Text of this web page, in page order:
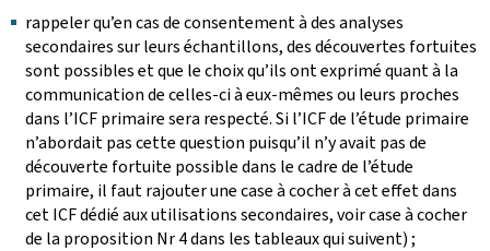
rappeler qu’en cas de consentement à des analyses
secondaires sur leurs échantillons, des découvertes fortuites
sont possibles et que le choix qu’ils ont exprimé quant à la
communication de celles-ci à eux-mêmes ou leurs proches
dans l’ICF primaire sera respecté. Si l’ICF de l’étude primaire
n’abordait pas cette question puisqu’il n’y avait pas de
découverte fortuite possible dans le cadre de l’étude
primaire, il faut rajouter une case à cocher à cet effet dans
cet ICF dédié aux utilisations secondaires, voir case à cocher
de la proposition Nr 4 dans les tableaux qui suivent) ;